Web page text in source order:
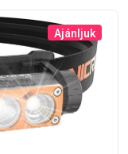
Ajánljuk